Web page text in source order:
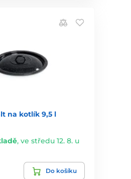
na kotlík 9,5 l
,ve středu 12. 8. u
Do košíku